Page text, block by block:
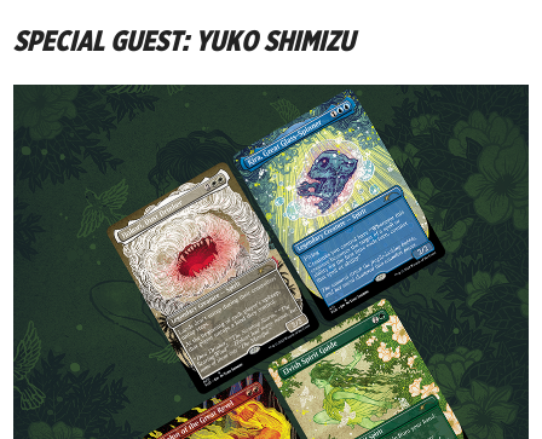
SPECIAL GUEST: YUKO SHIMIZU